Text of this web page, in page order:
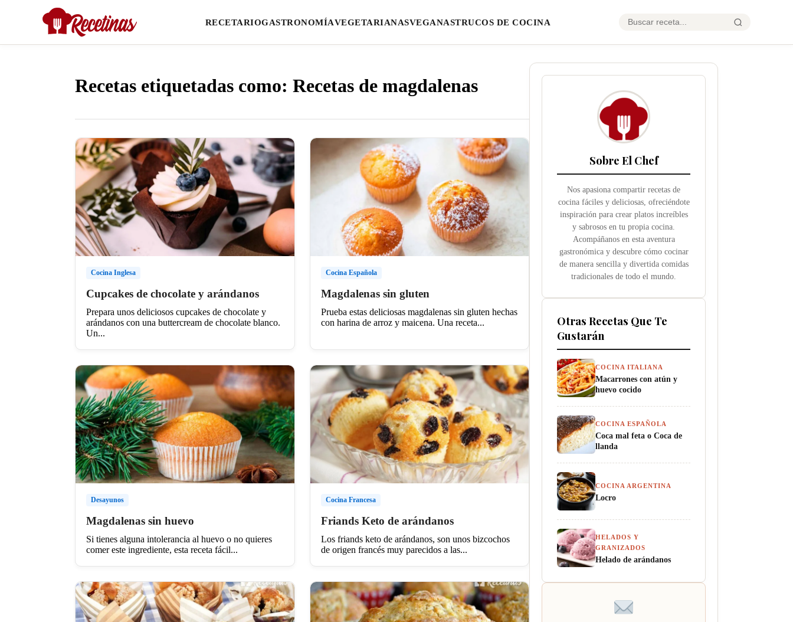
RECETARIOGASTRONOMÍAVEGETARIANASVEGANASTRUCOS DE COCINA
Recetas etiquetadas como: Recetas de magdalenas
Cocina Inglesa
Cupcakes de chocolate y arándanos
Prepara unos deliciosos cupcakes de chocolate y
arándanos con una buttercream de chocolate blanco.
Un...
Cocina Española
Magdalenas sin gluten
Prueba estas deliciosas magdalenas sin gluten hechas
con harina de arroz y maicena. Una receta...
Desayunos
Magdalenas sin huevo
Si tienes alguna intolerancia al huevo o no quieres
comer este ingrediente, esta receta fácil...
Cocina Francesa
Friands Keto de arándanos
Los friands keto de arándanos, son unos bizcochos
de origen francés muy parecidos a las...
Sobre El Chef
Nos apasiona compartir recetas de
cocina fáciles y deliciosas, ofreciéndote
inspiración para crear platos increíbles
y sabrosos en tu propia cocina.
Acompáñanos en esta aventura
gastronómica y descubre cómo cocinar
de manera sencilla y divertida comidas
tradicionales de todo el mundo.
Otras Recetas Que Te
Gustarán
COCINA ITALIANA
Macarrones con atún y
huevo cocido
COCINA ESPAÑOLA
Coca mal feta o Coca de
llanda
COCINA ARGENTINA
Locro
HELADOS Y
GRANIZADOS
Helado de arándanos